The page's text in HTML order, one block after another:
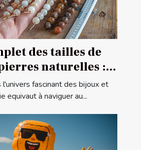
des tailles de
naturelles :
la bonne
projets de
de lithothérapie
l'univers fascinant des bijoux et
equivaut à naviguer au...